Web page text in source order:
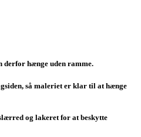
derfor hænge uden ramme.
så maleriet er klar til at hænge
og lakeret for at beskytte